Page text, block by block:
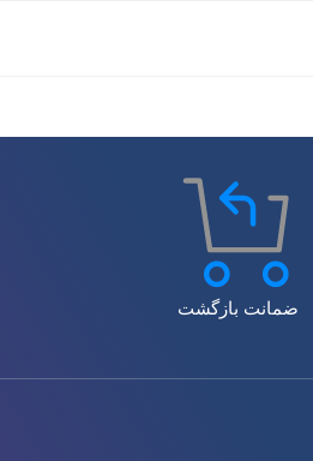
ضمانت بازگشت